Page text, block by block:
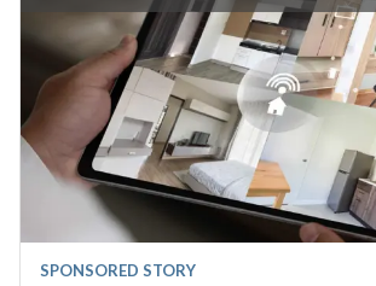
SPONSORED STORY